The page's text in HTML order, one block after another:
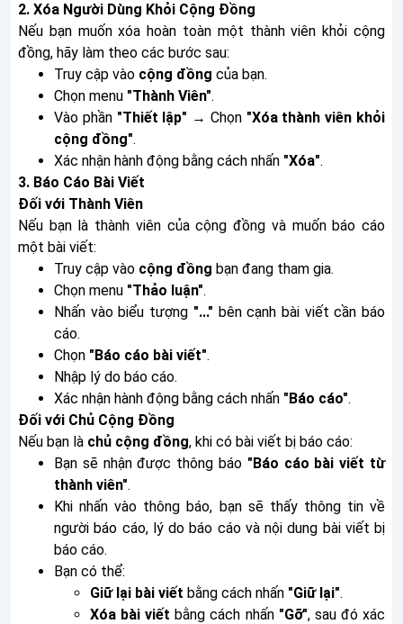
2. Xóa Người Dùng Khỏi Cộng Đồng
Nếu bạn muốn xóa hoàn toàn một thành viên khỏi cộng
đồng, hãy làm theo các bước sau:
Truy cập vào cộng đồng của bạn.
Chọn menu "Thành Viên".
Vào phần "Thiết lập" → Chọn "Xóa thành viên khỏi
cộng đồng".
Xác nhận hành động bằng cách nhấn "Xóa".
3. Báo Cáo Bài Viết
Đối với Thành Viên
Nếu bạn là thành viên của cộng đồng và muốn báo cáo
một bài viết:
Truy cập vào cộng đồng bạn đang tham gia.
Chọn menu "Thảo luận".
Nhấn vào biểu tượng "..." bên cạnh bài viết cần báo
cáo.
Chọn "Báo cáo bài viết".
Nhập lý do báo cáo.
Xác nhận hành động bằng cách nhấn "Báo cáo".
Đối với Chủ Cộng Đồng
Nếu bạn là chủ cộng đồng, khi có bài viết bị báo cáo:
Bạn sẽ nhận được thông báo "Báo cáo bài viết từ
thành viên".
Khi nhấn vào thông báo, bạn sẽ thấy thông tin về
người báo cáo, lý do báo cáo và nội dung bài viết bị
báo cáo.
Bạn có thể:
Giữ lại bài viết bằng cách nhấn "Giữ lại".
Xóa bài viết bằng cách nhấn "Gỡ", sau đó xác